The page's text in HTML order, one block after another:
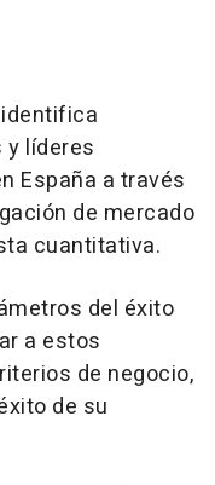
líderes
España a través
de mercado
cuantitativa.
del éxito
a estos
de negocio,
de su